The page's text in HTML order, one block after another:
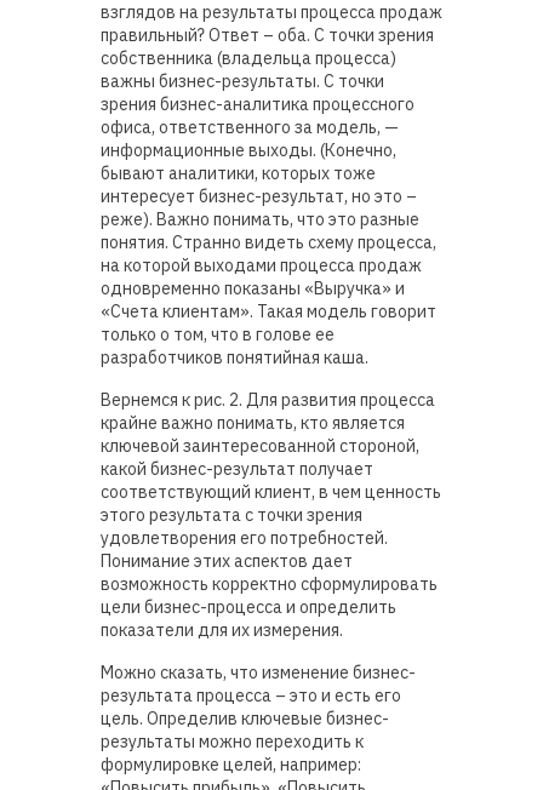
взглядов на результаты процесса продаж
правильный? Ответ – оба. С точки зрения
собственника (владельца процесса)
важны бизнес-результаты. С точки
зрения бизнес-аналитика процессного
офиса, ответственного за модель, —
информационные выходы. (Конечно,
бывают аналитики, которых тоже
интересует бизнес-результат, но это –
реже). Важно понимать, что это разные
понятия. Странно видеть схему процесса,
на которой выходами процесса продаж
одновременно показаны «Выручка» и
«Счета клиентам». Такая модель говорит
только о том, что в голове ее
разработчиков понятийная каша.
Вернемся к рис. 2. Для развития процесса
крайне важно понимать, кто является
ключевой заинтересованной стороной,
какой бизнес-результат получает
соответствующий клиент, в чем ценность
этого результата с точки зрения
удовлетворения его потребностей.
Понимание этих аспектов дает
возможность корректно сформулировать
цели бизнес-процесса и определить
показатели для их измерения.
Можно сказать, что изменение бизнес-
результата процесса – это и есть его
цель. Определив ключевые бизнес-
результаты можно переходить к
формулировке целей, например: